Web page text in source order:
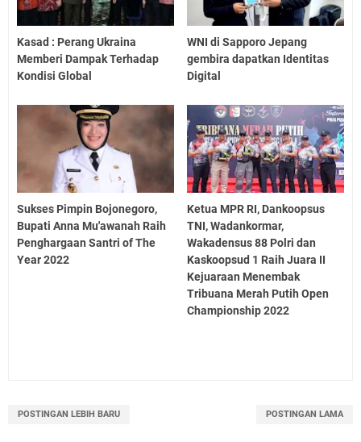
Kasad : Perang Ukraina
Memberi Dampak Terhadap
Kondisi Global
WNI di Sapporo Jepang
gembira dapatkan Identitas
Digital
Sukses Pimpin Bojonegoro,
Bupati Anna Mu'awanah Raih
Penghargaan Santri of The
Year 2022
Ketua MPR RI, Dankoopsus
TNI, Wadankormar,
Wakadensus 88 Polri dan
Kaskoopsud 1 Raih Juara II
Kejuaraan Menembak
Tribuana Merah Putih Open
Championship 2022
POSTINGAN LEBIH BARU POSTINGAN LAMA